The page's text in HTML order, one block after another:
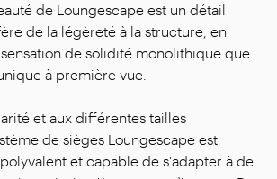
de Loungescape est un détail
de la légèreté à la structure, en
de solidité monolithique que
à première vue.
et aux différentes tailles
de sièges Loungescape est
et capable de s'adapter à de